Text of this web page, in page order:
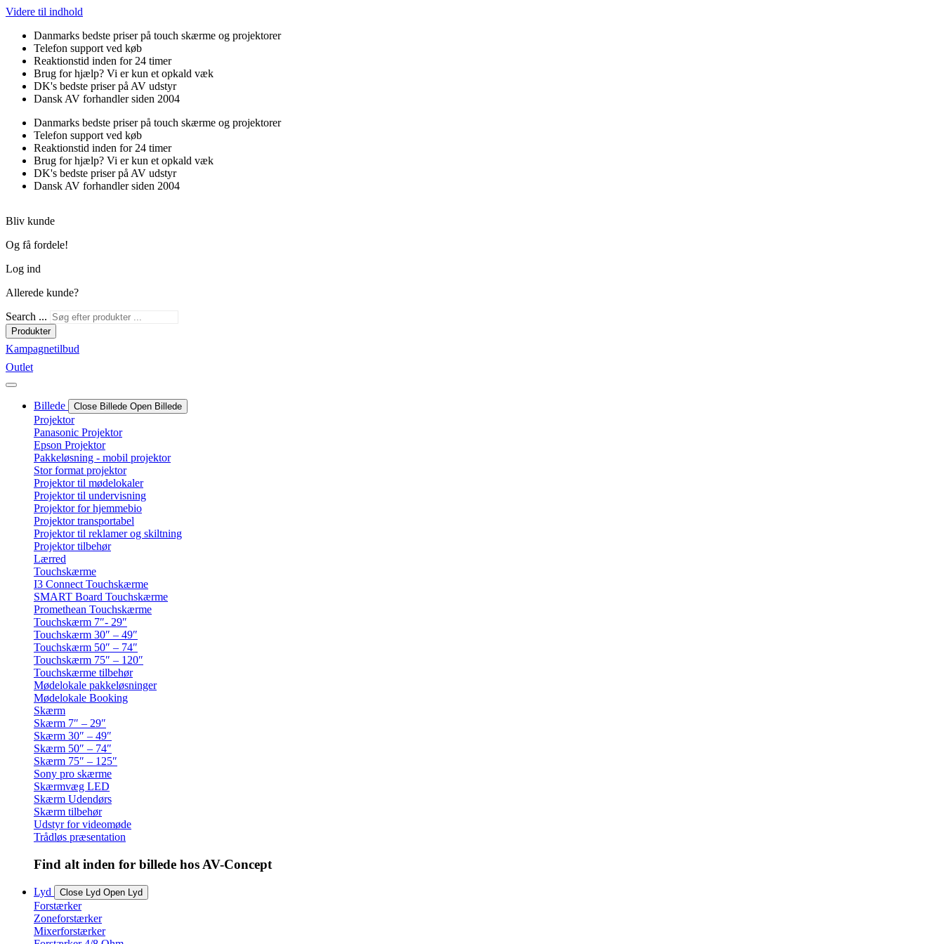
Videre til indhold
Danmarks bedste priser på touch skærme og projektorer
Telefon support ved køb
Reaktionstid inden for 24 timer
Brug for hjælp? Vi er kun et opkald væk
DK's bedste priser på AV udstyr
Dansk AV forhandler siden 2004
Danmarks bedste priser på touch skærme og projektorer
Telefon support ved køb
Reaktionstid inden for 24 timer
Brug for hjælp? Vi er kun et opkald væk
DK's bedste priser på AV udstyr
Dansk AV forhandler siden 2004
Bliv kunde
Og få fordele!
Log ind
Allerede kunde?
Search ...
Produkter
Kampagnetilbud
Outlet
Billede Close Billede Open Billede
Projektor
Panasonic Projektor
Epson Projektor
Pakkeløsning - mobil projektor
Stor format projektor
Projektor til mødelokaler
Projektor til undervisning
Projektor for hjemmebio
Projektor transportabel
Projektor til reklamer og skiltning
Projektor tilbehør
Lærred
Touchskærme
I3 Connect Touchskærme
SMART Board Touchskærme
Promethean Touchskærme
Touchskærm 7″- 29″
Touchskærm 30″ – 49″
Touchskærm 50″ – 74″
Touchskærm 75″ – 120″
Touchskærme tilbehør
Mødelokale pakkeløsninger
Mødelokale Booking
Skærm
Skærm 7″ – 29″
Skærm 30″ – 49″
Skærm 50″ – 74″
Skærm 75″ – 125″
Sony pro skærme
Skærmvæg LED
Skærm Udendørs
Skærm tilbehør
Udstyr for videomøde
Trådløs præsentation
Find alt inden for billede hos AV-Concept
Lyd Close Lyd Open Lyd
Forstærker
Zoneforstærker
Mixerforstærker